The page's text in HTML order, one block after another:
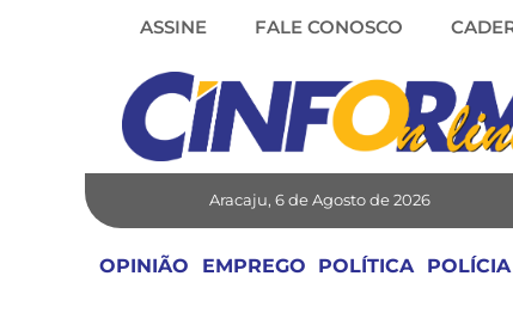
ASSINE FALE CONOSCO
Aracaju, 6 de Agosto de 2026
OPINIÃO EMPREGO POLÍTICA POLÍCIA